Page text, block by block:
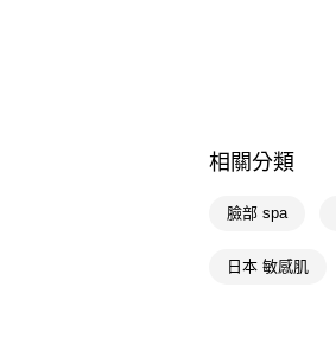
相關分類
臉部 spa
日本 敏感肌